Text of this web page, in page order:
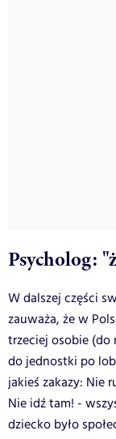
Psycholog:
W dalszej części
zauważa, że w
trzeciej osobie
do jednostki po
jakieś zakazy: Nie
Nie idź tam! -
dziecko było